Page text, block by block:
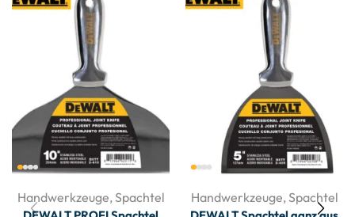
Handwerkzeuge,Spachtel Handwerkzeuge,Spachtel